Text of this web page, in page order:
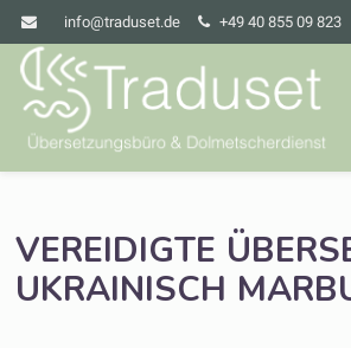
info@traduset.de +49 40 855 09 823
VEREIDIGTE
UKRAINISCH